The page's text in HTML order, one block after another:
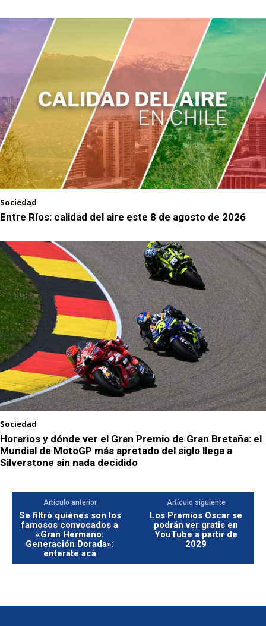
Sociedad
Entre Ríos: calidad del aire este 8 de agosto de 2026
Sociedad
Horarios y dónde ver el Gran Premio de Gran Bretaña: el
Mundial de MotoGP más apretado del siglo llega a
Silverstone sin nada decidido
Artículo anterior
Se filtró quiénes son los
famosos convocados a
«Gran Hermano:
Generación Dorada»:
enterate acá
Artículo siguiente
Los Premios Oscar se
podrán ver gratis en
YouTube a partir de
2029